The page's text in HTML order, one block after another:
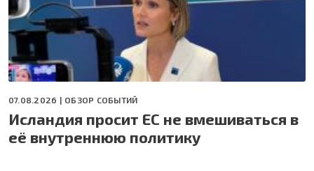
07.08.2026 | ОБЗОР СОБЫТИЙ
Исландия просит ЕС не вмешиваться в
её внутреннюю политику